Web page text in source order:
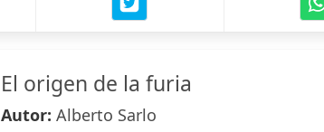
El origen de la furia
Autor: Alberto Sarlo